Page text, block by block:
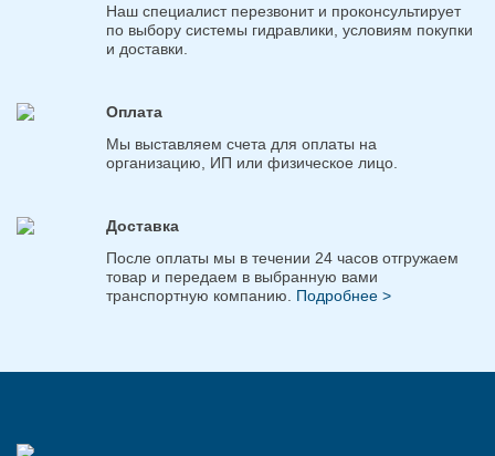
Наш специалист перезвонит и проконсультирует
по выбору системы гидравлики, условиям покупки
и доставки.
Оплата
Мы выставляем счета для оплаты на
организацию, ИП или физическое лицо.
Доставка
После оплаты мы в течении 24 часов отгружаем
товар и передаем в выбранную вами
транспортную компанию. Подробнее >